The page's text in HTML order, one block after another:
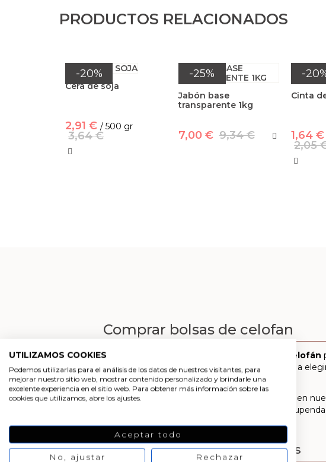
PRODUCTOS RELACIONADOS
-20%
Cera de soja
2,91 € / 500 gr
3,64 €
-25%
Jabón base
transparente 1kg
7,00 € 9,34 €
-
Cinta
1,64 €
2,05
Comprar bolsas de celofan
En Gran Velada puedes comprar bolsas de celofán
están disponibles en varias medidas diferentes a
de 100 o 1000 unidades.
Con las bolsas de celofan que puedes comprar en
Gracias a ellas, tus creaciones diy quedarán
Bolsas de celofan para regalos
UTILIZAMOS COOKIES
Podemos utilizarlas para el análisis de los datos de nuestros visitantes, para
mejorar nuestro sitio web, mostrar contenido personalizado y brindarle una
excelente experiencia en el sitio web. Para obtener más información sobre las
cookies que utilizamos, abre los ajustes.
Aceptar todo
No, ajustar Rechazar